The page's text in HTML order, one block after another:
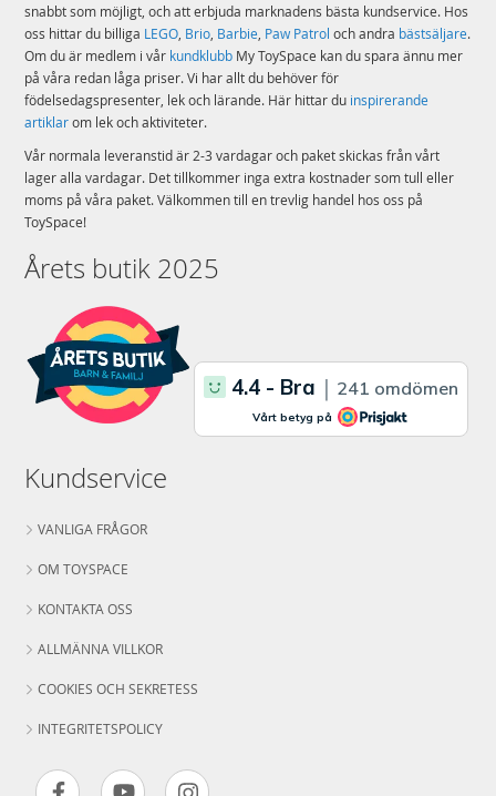
snabbt som möjligt, och att erbjuda marknadens bästa kundservice. Hos
oss hittar du billiga LEGO, Brio, Barbie, Paw Patrol och andra bästsäljare.
Om du är medlem i vår kundklubb My ToySpace kan du spara ännu mer
på våra redan låga priser. Vi har allt du behöver för
födelsedagspresenter, lek och lärande. Här hittar du inspirerande
artiklarom lek och aktiviteter.
Vår normala leveranstid är 2-3 vardagar och paket skickas från vårt
lager alla vardagar. Det tillkommer inga extra kostnader som tull eller
moms på våra paket. Välkommen till en trevlig handel hos oss på
ToySpace!
Årets butik 2025
Kundservice
VANLIGA FRÅGOR
OM TOYSPACE
KONTAKTA OSS
ALLMÄNNA VILLKOR
COOKIES OCH SEKRETESS
INTEGRITETSPOLICY